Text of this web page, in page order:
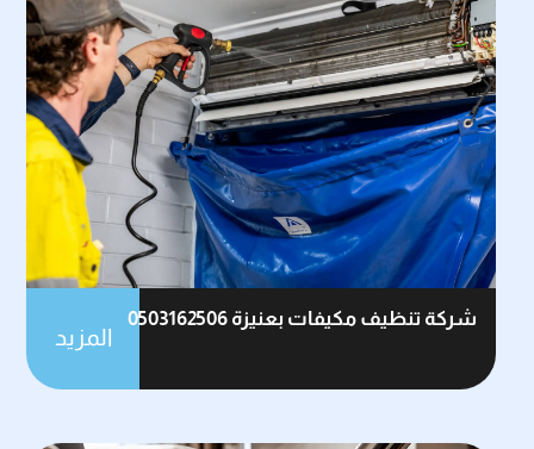
شركة تنظيف مكيفات بعنيزة 0503162506
المزيد